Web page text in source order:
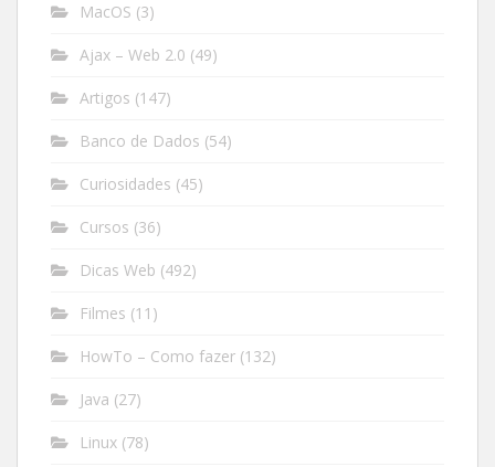
MacOS (3)
Ajax – Web 2.0 (49)
Artigos (147)
Banco de Dados (54)
Curiosidades (45)
Cursos (36)
Dicas Web (492)
Filmes (11)
HowTo – Como fazer (132)
Java (27)
Linux (78)